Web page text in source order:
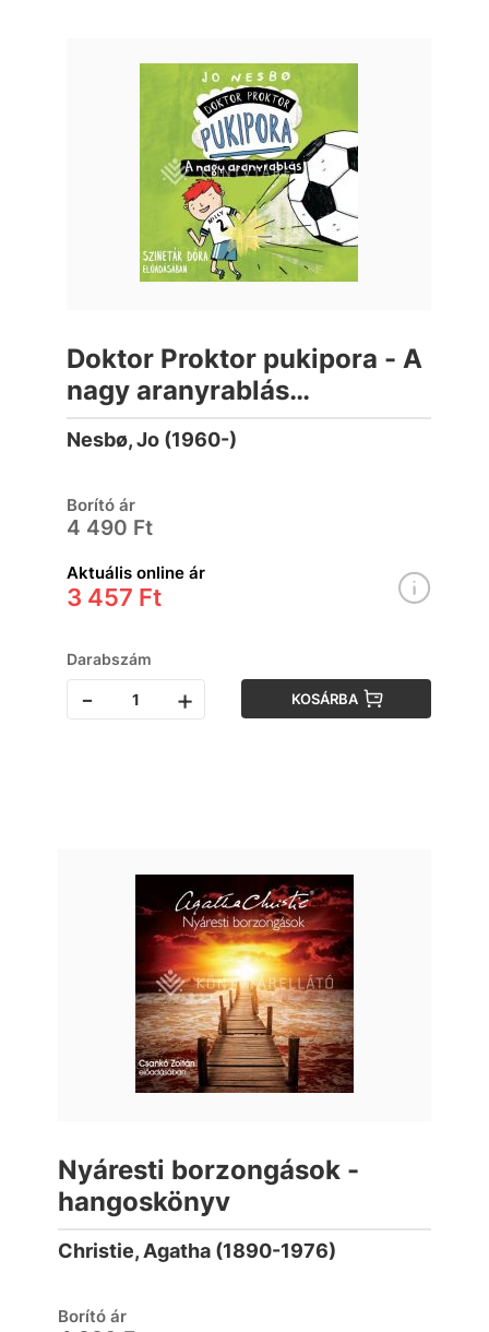
Doktor Proktor pukipora - A
nagy aranyrablás
(hangoskönyv)
Nesbø, Jo (1960-)
Borító ár
4 490 Ft
Aktuális online ár
3 457 Ft
Darabszám
- + KOSÁRBA
Nyáresti borzongások -
hangoskönyv
Christie, Agatha (1890-1976)
Borító ár